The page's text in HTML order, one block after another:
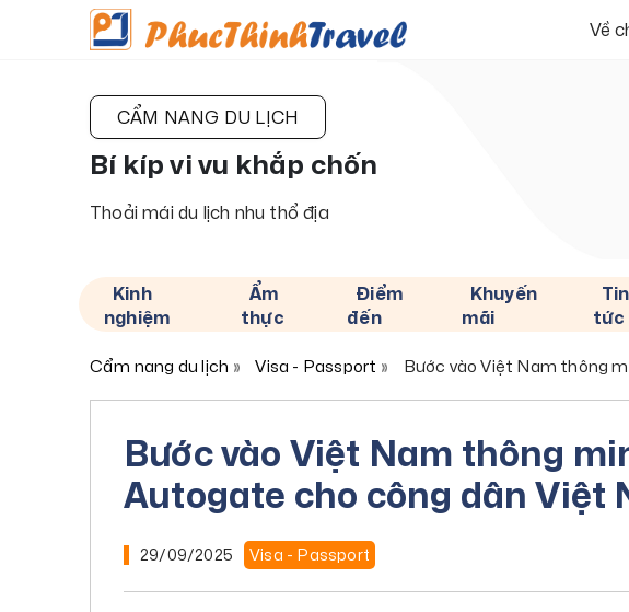
Về
CẨM NANG DU LỊCH
Bí kíp vi vu khắp chốn
Thoải mái du lịch nhu thổ địa
Kinh
nghiệm
Ẩm
thực
Điểm
đến
Khuyến
mãi
Tin
tức
Cẩm nang du lịch Visa - Passport Bước vào Việt Nam thông
Bước vào Việt Nam thông
Autogate cho công dân Việt
29/09/2025 Visa - Passport